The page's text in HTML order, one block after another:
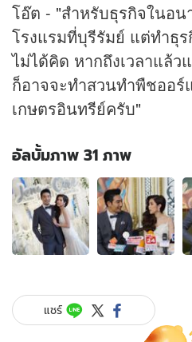
โอ๊ต - "สำหรับธุรกิจในอน
โรงแรมที่บุรีรัมย์ แต่ทำธุ
ไม่ได้คิด หากถึงเวลาแล้ว
ก็อาจจะทำสวนทำพืชออ
เกษตรอินทรีย์ครับ"
อัลบั้มภาพ 31 ภาพ
อัลบั้ม
ภาพ
31
ภาพ
ของ
โอ๊ต
จี
แชร์